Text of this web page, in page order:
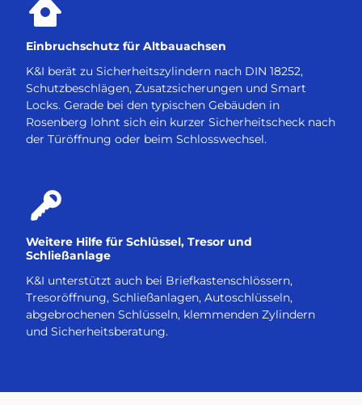
Einbruchschutz für Altbauachsen
K&I berät zu Sicherheitszylindern nach DIN 18252,
Schutzbeschlägen, Zusatzsicherungen und Smart
Locks. Gerade bei den typischen Gebäuden in
Rosenberg lohnt sich ein kurzer Sicherheitscheck nach
der Türöffnung oder beim Schlosswechsel.
Weitere Hilfe für Schlüssel, Tresor und
Schließanlage
K&I unterstützt auch bei Briefkastenschlössern,
Tresoröffnung, Schließanlagen, Autoschlüsseln,
abgebrochenen Schlüsseln, klemmenden Zylindern
und Sicherheitsberatung.